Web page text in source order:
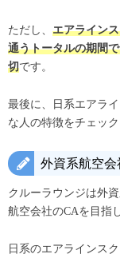
ただし、 エアライン
通うトータルの期間
切です。
最後に、日系エアラ
な人の特徴をチェッ
外資系航空
クルーラウンジは外
航空会社のCAを目指
日系のエアラインス